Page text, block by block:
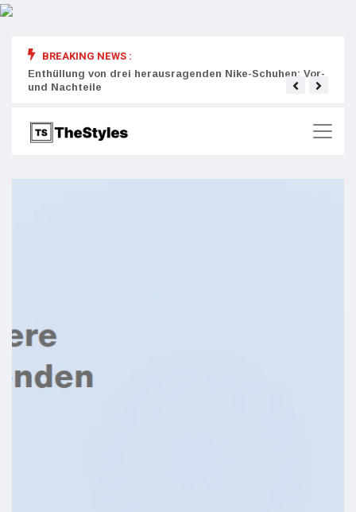
BREAKING NEWS :
Enthüllung von drei herausragenden Nike-Schuhen: Vor-
und Nachteile